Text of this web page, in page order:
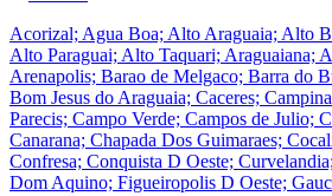
Acorizal; Agua Boa; Alto Araguaia; Alto
Alto Paraguai; Alto Taquari; Araguaiana;
Arenapolis; Barao de Melgaco; Barra do
Bom Jesus do Araguaia; Caceres;
Parecis; Campo Verde; Campos de Julio;
Canarana; Chapada Dos Guimaraes;
Confresa; Conquista D Oeste;
Dom Aquino; Figueiropolis D Oeste;